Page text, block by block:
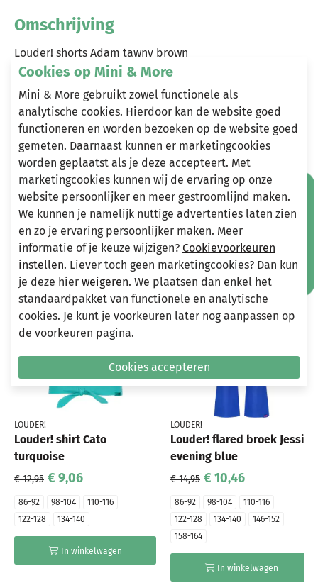
Omschrijving
Louder! shorts Adam tawny brown
Heeft u vragen?
Stuur een e-mail
info@miniandmore.nl
Andere bekeken ook
Wellicht ook iets voor jou?
-30%
LOUDER!
Louder! shirt Cato
turquoise
€ 12,95 € 9,06
86-92 98-104
110-116
122-128
134-140
In winkelwagen
-30%
LOUDER!
Louder! flared broek Jessie
evening blue
€ 14,95 € 10,46
86-92 98-104
110-116
122-128
134-140
146-152
158-164
In winkelwagen
Mis geen aanbiedingen!
Cookies op Mini & More
Mini & More gebruikt zowel functionele als
analytische cookies. Hierdoor kan de website goed
functioneren en worden bezoeken op de website goed
gemeten. Daarnaast kunnen er marketingcookies
worden geplaatst als je deze accepteert. Met
marketingcookies kunnen wij de ervaring op onze
website persoonlijker en meer gestroomlijnd maken.
We kunnen je namelijk nuttige advertenties laten zien
en zo je ervaring persoonlijker maken. Meer
informatie of je keuze wijzigen? Cookievoorkeuren
instellen. Liever toch geen marketingcookies? Dan kun
je deze hier weigeren. We plaatsen dan enkel het
standaardpakket van functionele en analytische
cookies. Je kunt je voorkeuren later nog aanpassen op
de voorkeuren pagina.
Cookies accepteren